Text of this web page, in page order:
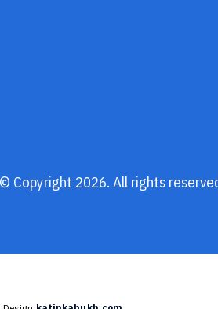
Copyright 2026. All rights